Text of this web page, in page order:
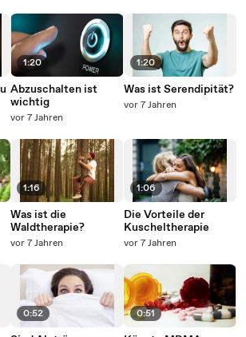
1:20
Abzuschalten ist
wichtig
vor 7 Jahren
1:16
Was ist die
Waldtherapie?
vor 7 Jahren
0:52
1:20
Was ist Serendipität?
vor 7 Jahren
1:06
Die Vorteile der
Kuscheltherapie
vor 7 Jahren
0:51